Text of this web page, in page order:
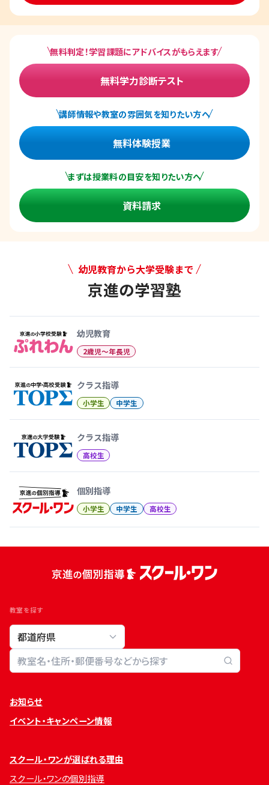
無料判定！学習課題にアドバイスがもらえます
無料学力診断テスト
講師情報や教室の雰囲気を知りたい方へ
無料体験授業
まずは授業料の目安を知りたい方へ
資料請求
幼児教育から大学受験まで
京進の学習塾
幼児教育
2歳児〜年長児
クラス指導
小学生 中学生
クラス指導
高校生
個別指導
小学生 中学生 高校生
教室を探す
教室検索
お知らせ
イベント・キャンペーン情報
スクール・ワンが選ばれる理由
スクール・ワンの個別指導